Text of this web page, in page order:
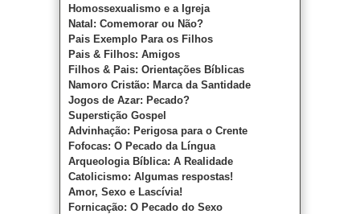
Homossexualismo e a Igreja
Natal: Comemorar ou Não?
Pais Exemplo Para os Filhos
Pais & Filhos: Amigos
Filhos & Pais: Orientações Bíblicas
Namoro Cristão: Marca da Santidade
Jogos de Azar: Pecado?
Superstição Gospel
Advinhação: Perigosa para o Crente
Fofocas: O Pecado da Língua
Arqueologia Bíblica: A Realidade
Catolicismo: Algumas respostas!
Amor, Sexo e Lascívia!
Fornicação: O Pecado do Sexo